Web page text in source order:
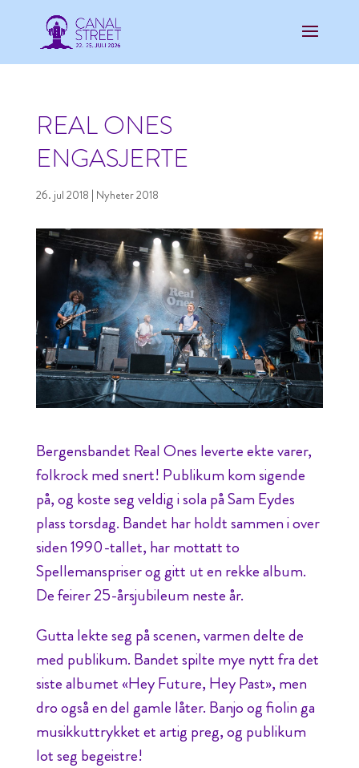
REAL ONES
ENGASJERTE
26. jul 2018 | Nyheter 2018
Bergensbandet Real Ones leverte ekte varer,
folkrock med snert! Publikum kom sigende
på, og koste seg veldig i sola på Sam Eydes
plass torsdag. Bandet har holdt sammen i over
siden 1990-tallet, har mottatt to
Spellemanspriser og gitt ut en rekke album.
De feirer 25-årsjubileum neste år.
Gutta lekte seg på scenen, varmen delte de
med publikum. Bandet spilte mye nytt fra det
siste albumet «Hey Future, Hey Past», men
dro også en del gamle låter. Banjo og fiolin ga
musikkuttrykket et artig preg, og publikum
lot seg begeistre!